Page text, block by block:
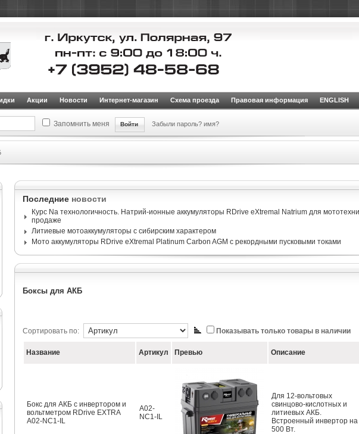
Акции Новости Интернет-магазин Схема проезда Правовая информация ENGLISH
Запомнить меня Забыли пароль? имя?
Последние новости
Курс Na технологичность. Натрий-ионные аккумуляторы RDrive eXtremal Natrium для
продаже
Литиевые мотоаккумуляторы с сибирским характером
Мото аккумуляторы RDrive eXtremal Platinum Carbon AGM с рекордными пусковыми токами
Боксы для АКБ
Сортировать по: Показывать только товары в наличии
Название Артикул Превью Описание
Бокс для АКБ с инвертором и
вольтметром RDrive EXTRA
A02-NC1-IL
A02-
NC1-IL
Для 12-вольтовых
свинцово-кислотных и
литиевых АКБ.
Встроенный инвертор на
500 Вт.